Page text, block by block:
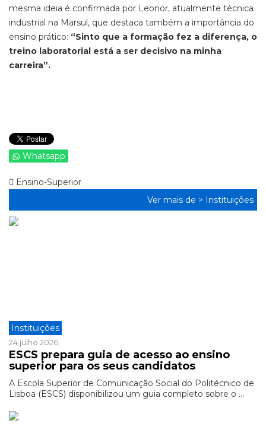
mesma ideia é confirmada por Leonor, atualmente técnica
industrial na Marsul, que destaca também a importância do
ensino prático: “Sinto que a formação fez a diferença, o
treino laboratorial está a ser decisivo na minha
carreira”.
Whatsapp
Ensino-Superior
Ver mais de > Instituições
Instituições
24 julho 2026
ESCS prepara guia de acesso ao ensino
superior para os seus candidatos
A Escola Superior de Comunicação Social do Politécnico de
Lisboa (ESCS) disponibilizou um guia completo sobre o ...